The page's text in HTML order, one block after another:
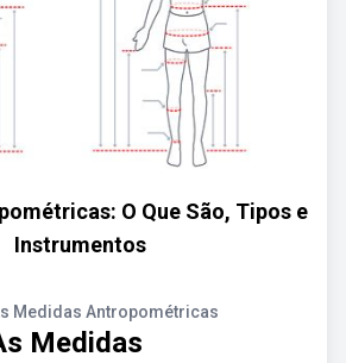
O Que São, Tipos e
Instrumentos
Medidas Antropométricas
Medidas